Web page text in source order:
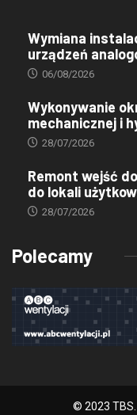
Wymiana
urządzeń
06/08/2026
Wykonywanie
mechanicznej i
28/07/2026
Remont wejść
do lokali
28/07/2026
Polecamy
© 2023